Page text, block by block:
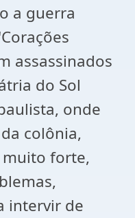
a guerra
assassinados
do Sol
onde
colônia,
forte,
intervir de